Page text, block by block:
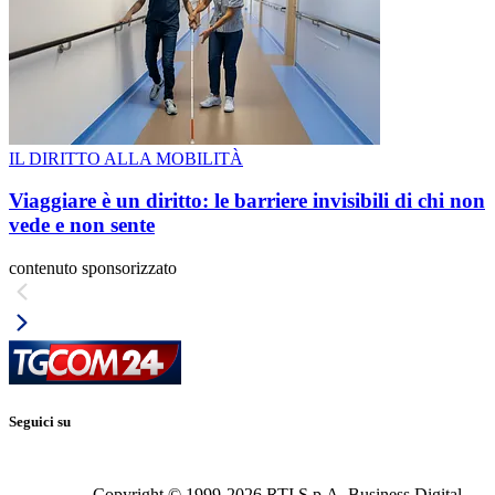
IL DIRITTO ALLA MOBILITÀ
Viaggiare è un diritto: le barriere invisibili di chi non
vede e non sente
contenuto sponsorizzato
Seguici su